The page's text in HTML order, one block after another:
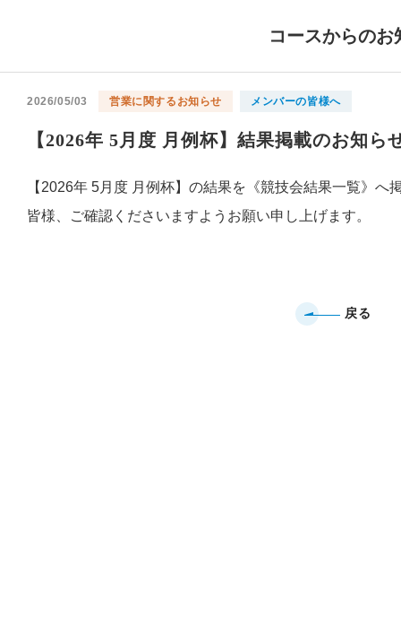
コースからのお
2026/05/03 営業に関するお知らせ メンバーの皆様へ
【2026年 5月度 月例杯】結果掲載のお知ら
【2026年 5月度 月例杯】の結果を《競技会結果一覧》へ
皆様、ご確認くださいますようお願い申し上げます。
戻る